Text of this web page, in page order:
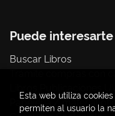
Puede interesarte
Buscar Libros
Papelería / material
Esta web utiliza
permiten al usuario la